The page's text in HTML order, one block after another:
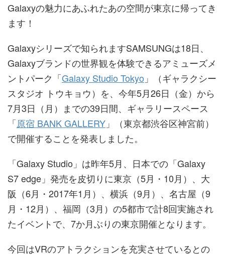
Galaxyの魅力にあふれたあの空間が東京に帰ってき
ます！
Galaxyシリーズで知られますSAMSUNGは18日、
Galaxyブランドの世界観を体験できるアミューズメ
ントパーク「Galaxy Studio Tokyo 」（ギャラクシー
スタジオ トウキョウ）を、今年5月26日（金）から
7月3日（月）までの39日間、ギャラリースペース
「原宿 BANK GALLERY 」（東京都渋谷区神宮前）
で開催することを発表しました。
「Galaxy Studio」は昨年5月、日本での「Galaxy
S7 edge」発売を皮切りに東京（5月・10月）、大
阪（6月・2017年1月）、横浜（9月）、名古屋（9
月・12月）、福岡（3月）の5都市で計8回実施され
たイベントで、7か月ぶりの東京開催となります。
今回はVRのアトラクションを充実させているとの